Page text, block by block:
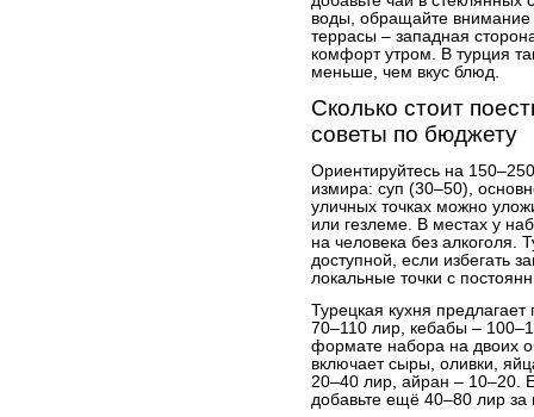
воды, обращайте
террасы – западная
комфорт утром. В турция
меньше, чем вкус блюд.
Сколько стоит
советы по бюджету
Ориентируйтесь на
измирa: суп (30–50),
уличных точках можно
или гезлеме. В местах у
на человека без алкоголя.
доступной, если избегать
локальные точки с
Турецкая кухня
70–110 лир, кебабы –
формате набора на двоих
включает сыры, оливки,
20–40 лир, айран – 10–20.
добавьте ещё 40–80 лир